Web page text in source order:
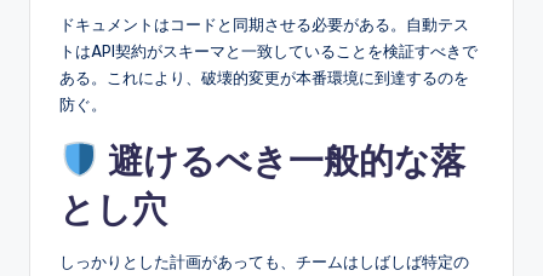
ドキュメントはコードと同期させる必要がある。自動テス
トはAPI契約がスキーマと一致していることを検証すべきで
ある。これにより、破壊的変更が本番環境に到達するのを
防ぐ。
避けるべき一般的な落
とし穴
しっかりとした計画があっても、チームはしばしば特定の